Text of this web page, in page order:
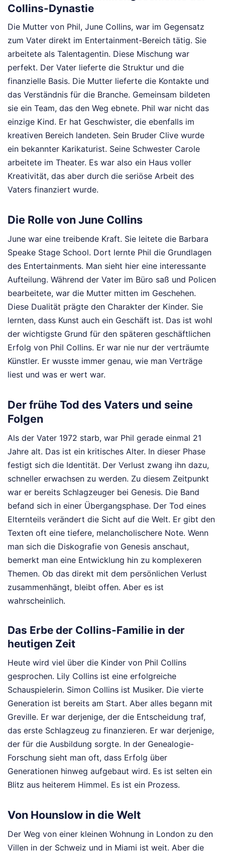
Collins-Dynastie
Die Mutter von Phil, June Collins, war im Gegensatz
zum Vater direkt im Entertainment-Bereich tätig. Sie
arbeitete als Talentagentin. Diese Mischung war
perfekt. Der Vater lieferte die Struktur und die
finanzielle Basis. Die Mutter lieferte die Kontakte und
das Verständnis für die Branche. Gemeinsam bildeten
sie ein Team, das den Weg ebnete. Phil war nicht das
einzige Kind. Er hat Geschwister, die ebenfalls im
kreativen Bereich landeten. Sein Bruder Clive wurde
ein bekannter Karikaturist. Seine Schwester Carole
arbeitete im Theater. Es war also ein Haus voller
Kreativität, das aber durch die seriöse Arbeit des
Vaters finanziert wurde.
Die Rolle von June Collins
June war eine treibende Kraft. Sie leitete die Barbara
Speake Stage School. Dort lernte Phil die Grundlagen
des Entertainments. Man sieht hier eine interessante
Aufteilung. Während der Vater im Büro saß und Policen
bearbeitete, war die Mutter mitten im Geschehen.
Diese Dualität prägte den Charakter der Kinder. Sie
lernten, dass Kunst auch ein Geschäft ist. Das ist wohl
der wichtigste Grund für den späteren geschäftlichen
Erfolg von Phil Collins. Er war nie nur der verträumte
Künstler. Er wusste immer genau, wie man Verträge
liest und was er wert war.
Der frühe Tod des Vaters und seine
Folgen
Als der Vater 1972 starb, war Phil gerade einmal 21
Jahre alt. Das ist ein kritisches Alter. In dieser Phase
festigt sich die Identität. Der Verlust zwang ihn dazu,
schneller erwachsen zu werden. Zu diesem Zeitpunkt
war er bereits Schlagzeuger bei Genesis. Die Band
befand sich in einer Übergangsphase. Der Tod eines
Elternteils verändert die Sicht auf die Welt. Er gibt den
Texten oft eine tiefere, melancholischere Note. Wenn
man sich die Diskografie von Genesis anschaut,
bemerkt man eine Entwicklung hin zu komplexeren
Themen. Ob das direkt mit dem persönlichen Verlust
zusammenhängt, bleibt offen. Aber es ist
wahrscheinlich.
Das Erbe der Collins-Familie in der
heutigen Zeit
Heute wird viel über die Kinder von Phil Collins
gesprochen. Lily Collins ist eine erfolgreiche
Schauspielerin. Simon Collins ist Musiker. Die vierte
Generation ist bereits am Start. Aber alles begann mit
Greville. Er war derjenige, der die Entscheidung traf,
das erste Schlagzeug zu finanzieren. Er war derjenige,
der für die Ausbildung sorgte. In der Genealogie-
Forschung sieht man oft, dass Erfolg über
Generationen hinweg aufgebaut wird. Es ist selten ein
Blitz aus heiterem Himmel. Es ist ein Prozess.
Von Hounslow in die Welt
Der Weg von einer kleinen Wohnung in London zu den
Villen in der Schweiz und in Miami ist weit. Aber die